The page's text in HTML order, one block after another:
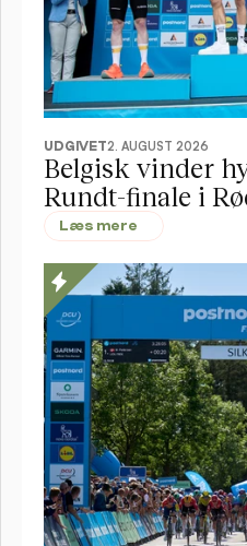
UDGIVET2. AUGUST 2026
Belgisk vinder
Rundt-finale i
Læs mere